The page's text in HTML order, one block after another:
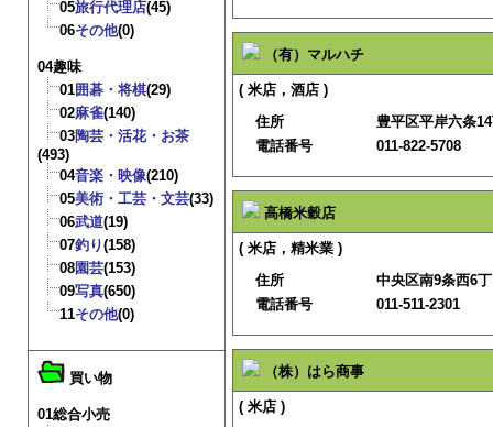
05旅行代理店(45)
06その他(0)
04趣味
01囲碁・将棋(29)
02麻雀(140)
03陶芸・活花・お茶
(493)
04音楽・映像(210)
05美術・工芸・文芸(33)
06武道(19)
07釣り(158)
08園芸(153)
09写真(650)
11その他(0)
買い物
01総合小売
（有）マルハチ
( 米店，酒店 )
住所
豊平区平岸六条
電話番号
011-822-5708
高橋米穀店
( 米店，精米業 )
住所
中央区南9条西6
電話番号
011-511-2301
（株）はら商事
( 米店 )